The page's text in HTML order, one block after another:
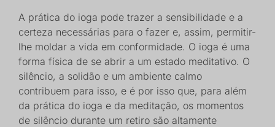
A prática do ioga pode trazer a sensibilidade e a
certeza necessárias para o fazer e, assim, permitir-
lhe moldar a vida em conformidade. O ioga é uma
forma física de se abrir a um estado meditativo. O
silêncio, a solidão e um ambiente calmo
contribuem para isso, e é por isso que, para além
da prática do ioga e da meditação, os momentos
de silêncio durante um retiro são altamente